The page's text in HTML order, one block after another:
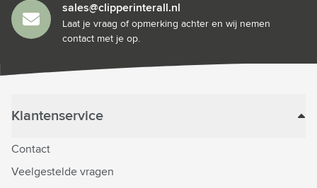
sales@clipperinterall.nl
Laat je vraag of opmerking achter en wij nemen
contact met je op.
Klantenservice
Contact
Veelgestelde vragen